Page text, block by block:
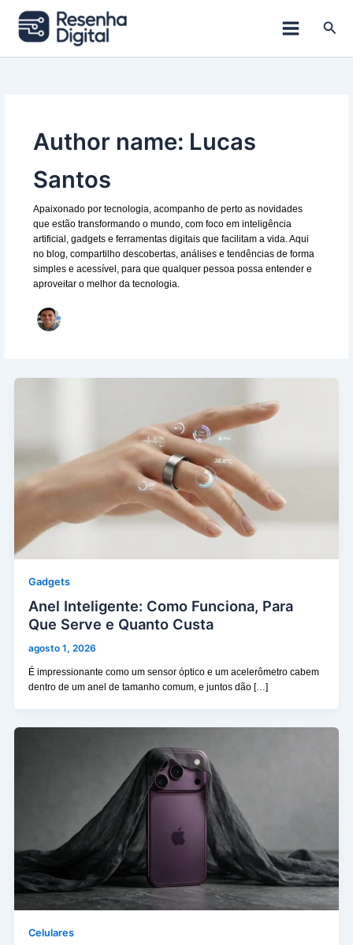
para
Author name: Lucas
Santos
Apaixonado por tecnologia, acompanho de perto as novidades
que estão transformando o mundo, com foco em inteligência
artificial, gadgets e ferramentas digitais que facilitam a vida. Aqui
no blog, compartilho descobertas, análises e tendências de forma
simples e acessível, para que qualquer pessoa possa entender e
aproveitar o melhor da tecnologia.
Gadgets
Anel Inteligente: Como Funciona, Para
Que Serve e Quanto Custa
agosto 1, 2026
É impressionante como um sensor óptico e um acelerômetro cabem
dentro de um anel de tamanho comum, e juntos dão […]
Celulares